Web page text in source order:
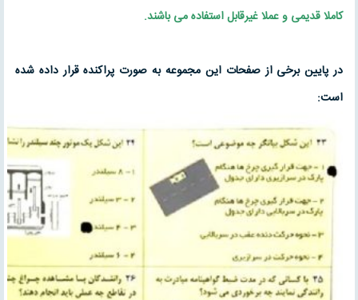
کاملا قدیمی و عملا غیرقابل استفاده می باشند.
در پایین برخی از صفحات این مجموعه به صورت پراکنده قرار داده شده
است: